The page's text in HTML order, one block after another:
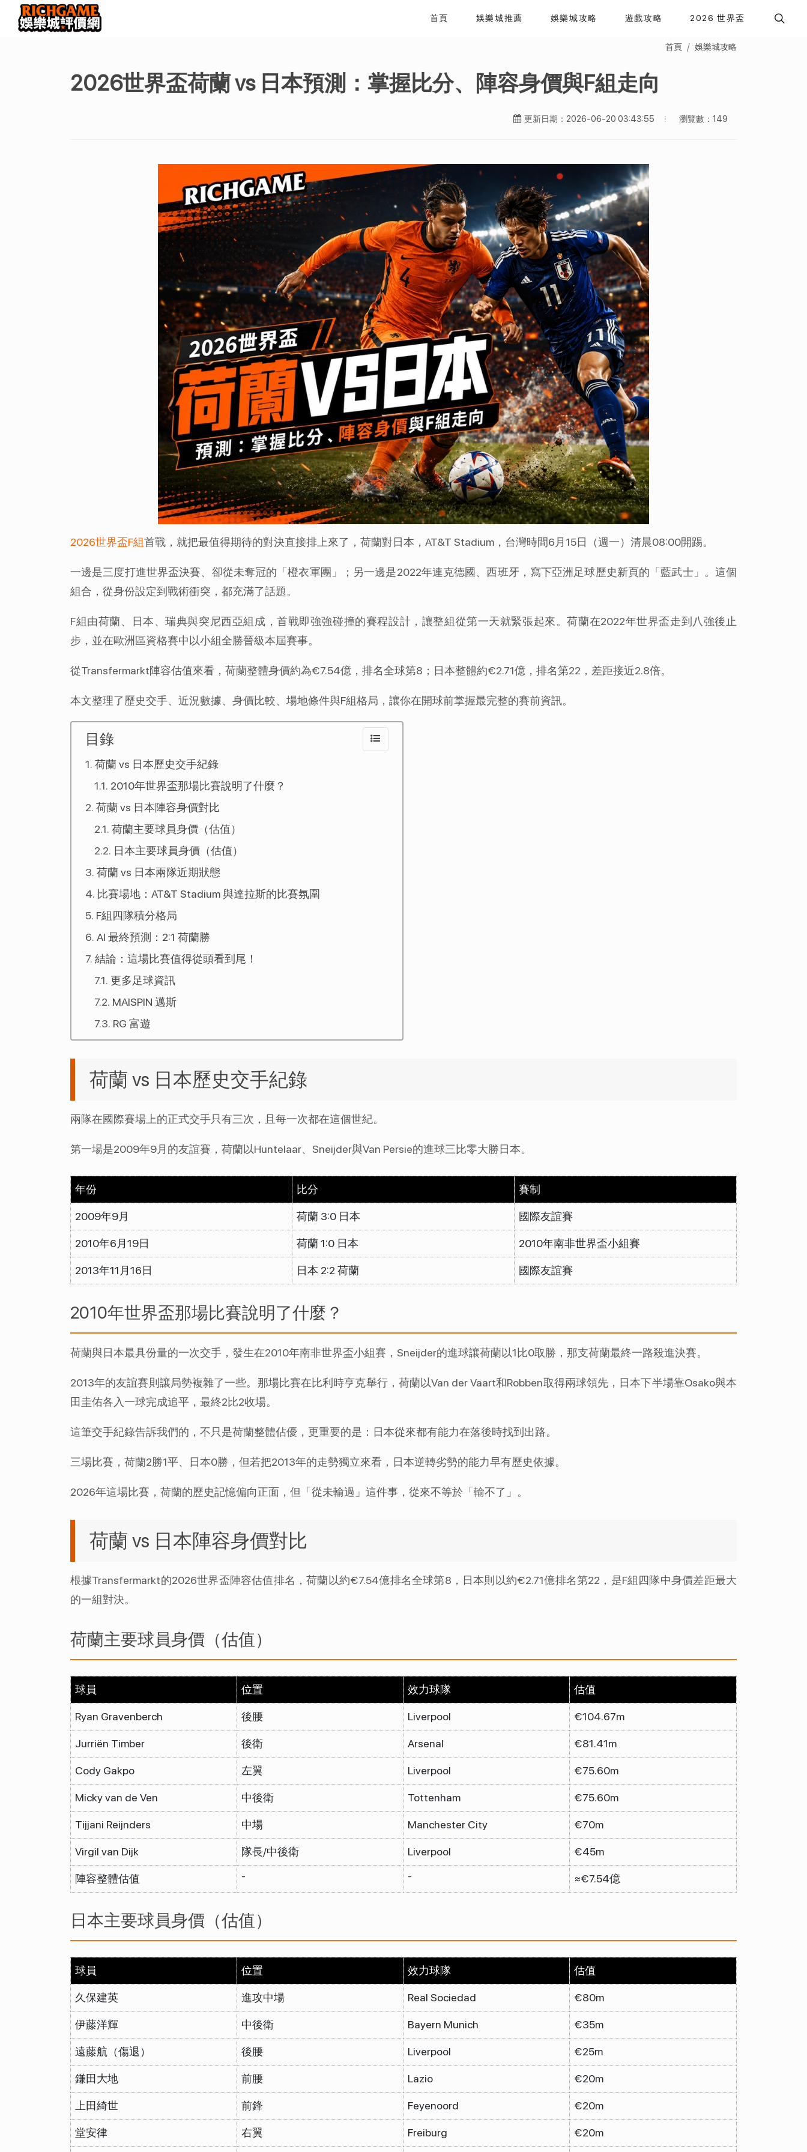
首頁 娛樂城推薦 娛樂城攻略 遊戲攻略 2026 世界盃
首頁 娛樂城攻略
2026世界盃荷蘭 vs 日本預測：掌握比分、陣容身價與F組走向
更新日期：2026-06-20 03:43:55 瀏覽數：149
2026世界盃F組首戰，就把最值得期待的對決直接排上來了，荷蘭對日本，AT&T Stadium，台灣時間6月15日（週一）清晨08:00開踢。
一邊是三度打進世界盃決賽、卻從未奪冠的「橙衣軍團」；另一邊是2022年連克德國、西班牙，寫下亞洲足球歷史新頁的「藍武士」。這個
組合，從身份設定到戰術衝突，都充滿了話題。
F組由荷蘭、日本、瑞典與突尼西亞組成，首戰即強強碰撞的賽程設計，讓整組從第一天就緊張起來。荷蘭在2022年世界盃走到八強後止
步，並在歐洲區資格賽中以小組全勝晉級本屆賽事。
從Transfermarkt陣容估值來看，荷蘭整體身價約為€7.54億，排名全球第8；日本整體約€2.71億，排名第22，差距接近2.8倍。
本文整理了歷史交手、近況數據、身價比較、場地條件與F組格局，讓你在開球前掌握最完整的賽前資訊。
目錄
荷蘭 vs 日本歷史交手紀錄
2010年世界盃那場比賽說明了什麼？
荷蘭 vs 日本陣容身價對比
荷蘭主要球員身價（估值）
日本主要球員身價（估值）
荷蘭 vs 日本兩隊近期狀態
比賽場地：AT&T Stadium 與達拉斯的比賽氛圍
F組四隊積分格局
AI 最終預測：2:1 荷蘭勝
結論：這場比賽值得從頭看到尾！
更多足球資訊
MAISPIN 邁斯
RG 富遊
荷蘭 vs 日本歷史交手紀錄
兩隊在國際賽場上的正式交手只有三次，且每一次都在這個世紀。
第一場是2009年9月的友誼賽，荷蘭以Huntelaar、Sneijder與Van Persie的進球三比零大勝日本。
年份 比分 賽制
2009年9月 荷蘭 3:0 日本 國際友誼賽
2010年6月19日 荷蘭 1:0 日本 2010年南非世界盃小組賽
2013年11月16日 日本 2:2 荷蘭 國際友誼賽
2010年世界盃那場比賽說明了什麼？
荷蘭與日本最具份量的一次交手，發生在2010年南非世界盃小組賽，Sneijder的進球讓荷蘭以1比0取勝，那支荷蘭最終一路殺進決賽。
2013年的友誼賽則讓局勢複雜了一些。那場比賽在比利時亨克舉行，荷蘭以Van der Vaart和Robben取得兩球領先，日本下半場靠Osako與本
田圭佑各入一球完成追平，最終2比2收場。
這筆交手紀錄告訴我們的，不只是荷蘭整體佔優，更重要的是：日本從來都有能力在落後時找到出路。
三場比賽，荷蘭2勝1平、日本0勝，但若把2013年的走勢獨立來看，日本逆轉劣勢的能力早有歷史依據。
2026年這場比賽，荷蘭的歷史記憶偏向正面，但「從未輸過」這件事，從來不等於「輸不了」。
荷蘭 vs 日本陣容身價對比
根據Transfermarkt的2026世界盃陣容估值排名，荷蘭以約€7.54億排名全球第8，日本則以約€2.71億排名第22，是F組四隊中身價差距最大
的一組對決。
荷蘭主要球員身價（估值）
球員 位置 效力球隊 估值
Ryan Gravenberch 後腰 Liverpool €104.67m
Jurriën Timber 後衛 Arsenal €81.41m
Cody Gakpo 左翼 Liverpool €75.60m
Micky van de Ven 中後衛 Tottenham €75.60m
Tijjani Reijnders 中場 Manchester City €70m
Virgil van Dijk 隊長/中後衛 Liverpool €45m
陣容整體估值 - - ≈€7.54億
日本主要球員身價（估值）
球員 位置 效力球隊 估值
久保建英 進攻中場 Real Sociedad €80m
伊藤洋輝 中後衛 Bayern Munich €35m
遠藤航（傷退） 後腰 Liverpool €25m
鎌田大地 前腰 Lazio €20m
上田綺世 前鋒 Feyenoord €20m
堂安律 右翼 Freiburg €20m